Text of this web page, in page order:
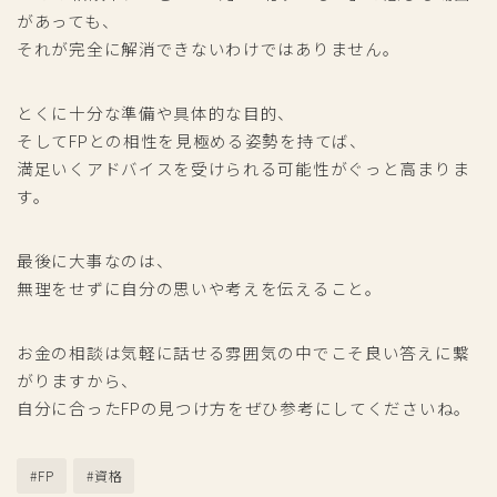
があっても、
それが完全に解消できないわけではありません。
とくに十分な準備や具体的な目的、
そしてFPとの相性を見極める姿勢を持てば、
満足いくアドバイスを受けられる可能性がぐっと高まりま
す。
最後に大事なのは、
無理をせずに自分の思いや考えを伝えること。
お金の相談は気軽に話せる雰囲気の中でこそ良い答えに繋
がりますから、
自分に合ったFPの見つけ方をぜひ参考にしてくださいね。
#FP #資格